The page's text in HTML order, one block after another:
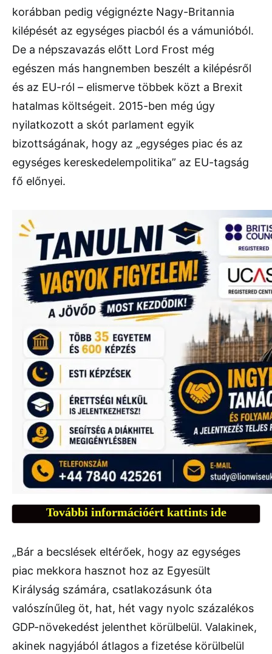
korábban pedig végignézte Nagy-Britannia
kilépését az egységes piacból és a vámunióból.
De a népszavazás előtt Lord Frost még
egészen más hangnemben beszélt a kilépésről
és az EU-ról – elismerve többek közt a Brexit
hatalmas költségeit. 2015-ben még úgy
nyilatkozott a skót parlament egyik
bizottságának, hogy az „egységes piac és az
egységes kereskedelempolitika” az EU-tagság
fő előnyei.
További információért kattints ide
„Bár a becslések eltérőek, hogy az egységes
piac mekkora hasznot hoz az Egyesült
Királyság számára, csatlakozásunk óta
valószínűleg öt, hat, hét vagy nyolc százalékos
GDP-növekedést jelenthet körülbelül. Valakinek,
akinek nagyjából átlagos a fizetése körülbelül